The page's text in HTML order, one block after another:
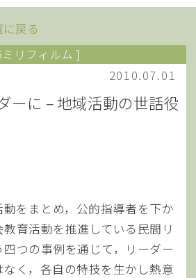
戻る
ミリフィルム ]
2010.07.01
ーに – 地域活動の世話役
をまとめ，公的指導者を下か
育活動を推進している民間リ
つの事例を通じて，リーダー
く，各自の特技を生かし熱意